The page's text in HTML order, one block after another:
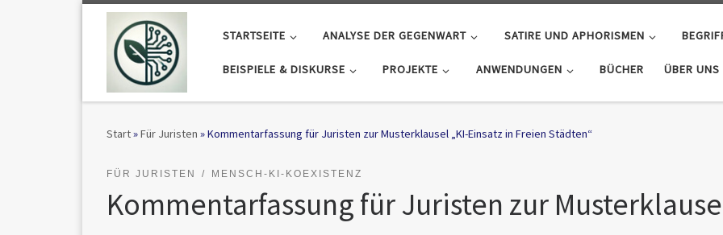
STARTSEITE ANALYSE DER GEGENWART SATIRE UND APHORISMEN
BEISPIELE & DISKURSE PROJEKTE ANWENDUNGEN BÜCHER ÜBER UNS
Start»Für Juristen »Kommentarfassung für Juristen zur Musterklausel „KI-Einsatz in Freien Städten“
FÜR JURISTEN MENSCH-KI-KOEXISTENZ
Kommentarfassung für Juristen zur